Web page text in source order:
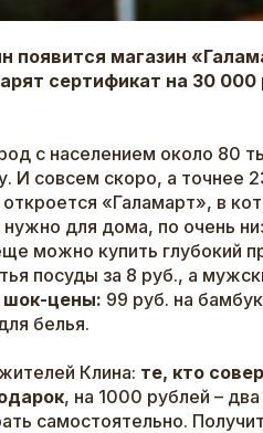
появится магазин
сертификат на 30 000
с населением около 80
И совсем скоро, а
«Галамарт», в
нужно для дома, по очень
можно купить глубокий
посуды за 8 руб., а
шок-цены: 99 руб. на
белья.
Клина: те, кто
, на 1000 рублей –
самостоятельно.